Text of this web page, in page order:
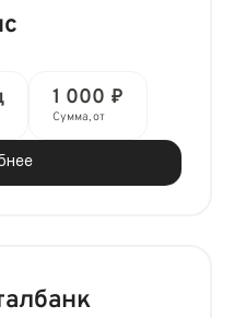
1 000 ₽
Сумма, от